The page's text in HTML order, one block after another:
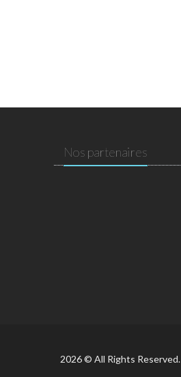
Nos partenaires
2026 © All Rights Reserved.